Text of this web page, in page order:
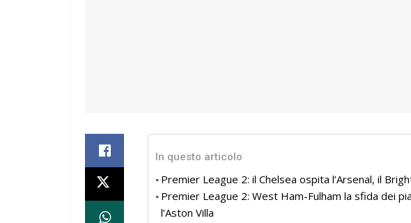
In questo articolo
Premier League 2: il Chelsea ospita l’Arsenal, il
Premier League 2: West Ham-Fulham la sfida dei
l’Aston Villa